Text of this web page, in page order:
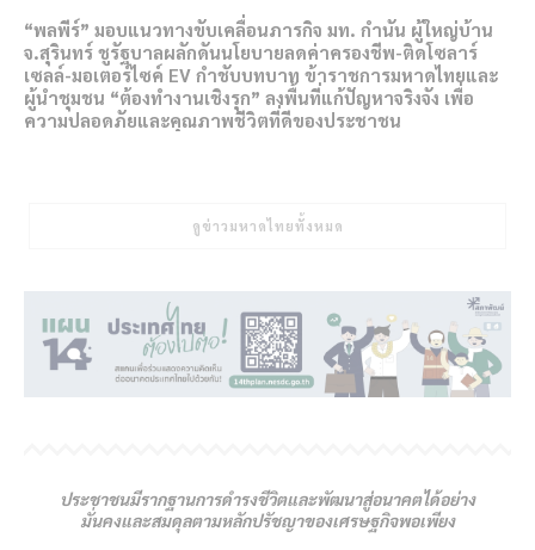
“พลพีร์” มอบแนวทางขับเคลื่อนภารกิจ มท. กำนัน ผู้ใหญ่บ้าน
จ.สุรินทร์ ชูรัฐบาลผลักดันนโยบายลดค่าครองชีพ-ติดโซลาร์
เซลล์-มอเตอร์ไซค์ EV กำชับบทบาท ข้าราชการมหาดไทยและ
ผู้นำชุมชน “ต้องทำงานเชิงรุก” ลงพื้นที่แก้ปัญหาจริงจัง เพื่อ
ความปลอดภัยและคุณภาพชีวิตที่ดีของประชาชน
ดูข่าวมหาดไทยทั้งหมด
ประชาชนมีรากฐานการดํารงชีวิตและพัฒนาสู่อนาคตได้อย่าง
มั่นคงและสมดุลตามหลักปรัชญาของเศรษฐกิจพอเพียง